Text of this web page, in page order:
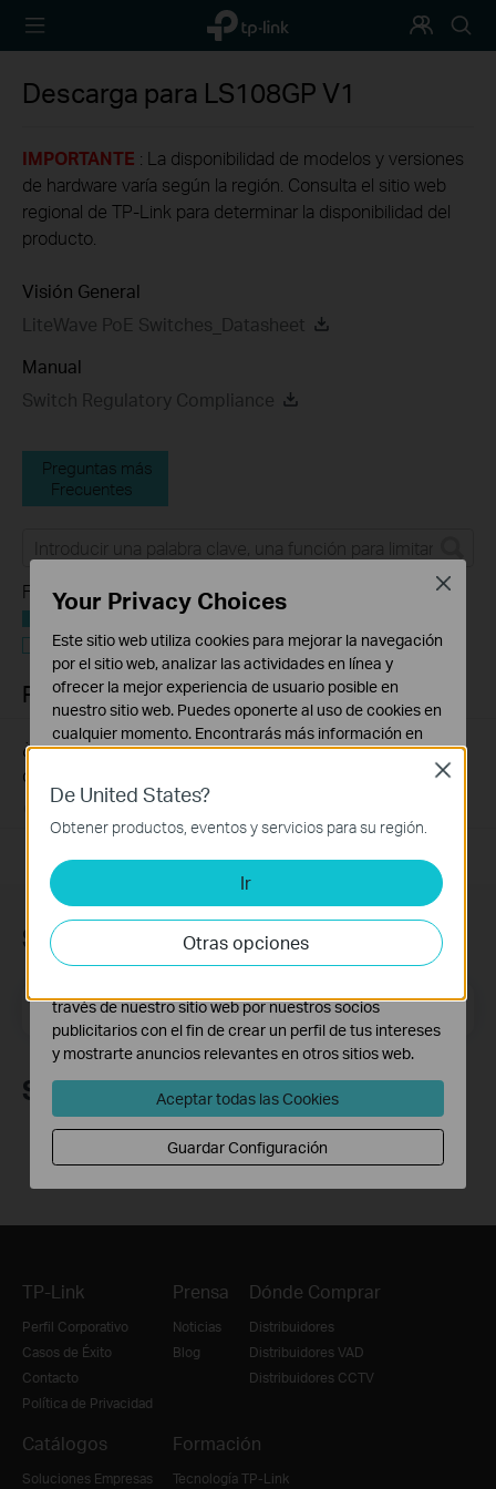
TP-Link,
Reliably
Programa
de
Descarga para LS108GP V1
IMPORTANTE : La disponibilidad de modelos y versiones
de hardware varía según la región. Consulta el sitio web
regional de TP-Link para determinar la disponibilidad del
producto.
Visión General
LiteWave PoE Switches_Datasheet
Manual
Switch Regulatory Compliance
Preguntas más
Frecuentes
Filtro de funciones:
Solución de problemas
Preguntas Frecuentes
¿Por qué el dispositivo alimentado por PoE no funciona
correctamente cuando está conectado al Switch PoE?
Suscripción
Dirección de correo electrónico Suscríbete
Síguenos
TP-Link
Perfil Corporativo
Casos de Éxito
Contacto
Política de Privacidad
Prensa
Noticias
Blog
Dónde Comprar
Distribuidores
Distribuidores VAD
Distribuidores CCTV
Catálogos
Soluciones Empresas
Formación
Tecnología TP-Link
De United States?
Obtener productos, eventos y servicios para su región.
Ir
Otras opciones
Close
Your Privacy Choices
Este sitio web utiliza cookies para mejorar la navegación
por el sitio web, analizar las actividades en línea y
ofrecer la mejor experiencia de usuario posible en
nuestro sitio web. Puedes oponerte al uso de cookies en
cualquier momento. Encontrarás más información en
Cookies Básicas
Estas cookies son necesarias para el funcionamiento
del sitio web y no pueden desactivarse en tu sistema.
Cookies de Análisis y de Marketing
Las cookies de análisis nos permiten analizar tus
actividades en nuestro sitio web con el fin de mejorar y
adaptar la funcionalidad del mismo.
través de nuestro sitio web por nuestros socios
publicitarios con el fin de crear un perfil de tus intereses
y mostrarte anuncios relevantes en otros sitios web.
Aceptar todas las Cookies
Guardar Configuración
Close